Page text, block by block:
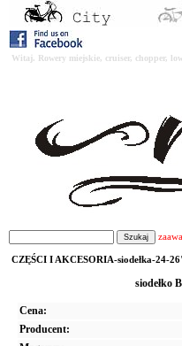
Witaj. Rowery miejskie, cruiser, chopper,
CZĘŚCI I AKCESORIA-siodełka-24-
siodełko
Cena:
Producent: